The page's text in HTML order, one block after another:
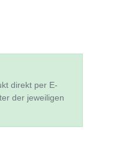
direkt per E-
der jeweiligen